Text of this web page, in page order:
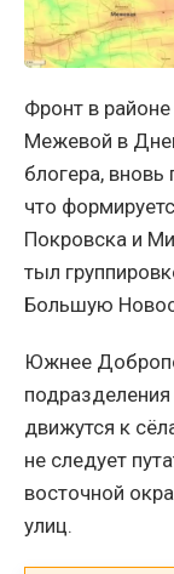
Фронт в
Межевой в
блогера,
что
Покровска и
тыл
Большую
Южнее
движутся к
не следует
восточной
улиц.